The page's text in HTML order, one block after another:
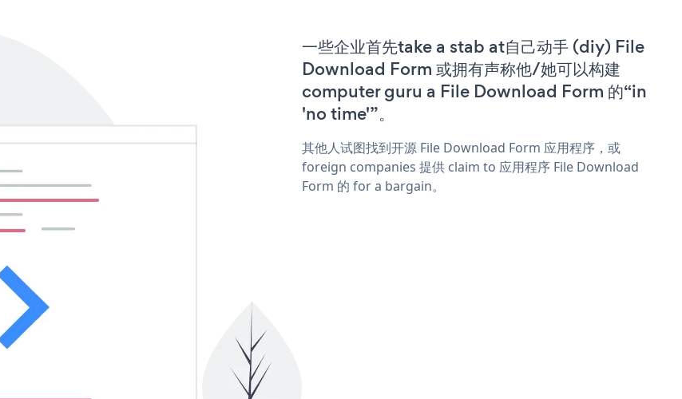
一些企业首先take a stab at自己动手 (diy) File
Download Form 或拥有声称他/她可以构建
computer guru a File Download Form 的“in
'no time'”。
其他人试图找到开源 File Download Form 应用程序，或
foreign companies 提供 claim to 应用程序 File Download
Form 的 for a bargain。